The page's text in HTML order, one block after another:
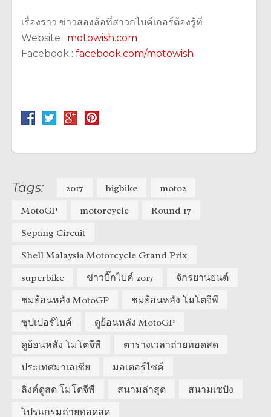
เรื่องราว ข่าวสองล้อที่สาวกไบค์เกอร์ต้องรู้ที่
Website : motowish.com
Facebook : facebook.com/motowish
Tags: 2017 bigbike
moto2
MotoGP
motorcycle
Round 17
Sepang Circuit
Shell Malaysia Motorcycle Grand Prix
superbike
ข่าวบิ๊กไบค์ 2017
จักรยานยนต์
ชมย้อนหลัง MotoGP
ชมย้อนหลัง โมโตจีพี
ซุปเปอร์ไบค์
ดูย้อนหลัง MotoGP
ดูย้อนหลัง โมโตจีพี
ตารางเวลาถ่ายทอดสด
ประเทศมาเลเซีย
มอเตอร์ไซค์
ลิงค์ดูสด โมโตจีพี
สนามล่าสุด
สนามเซปัง
โปรแกรมถ่ายทอดสด